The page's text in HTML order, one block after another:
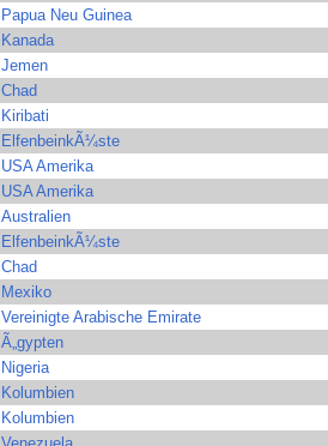
Papua Neu Guinea
Kanada
Jemen
Chad
Kiribati
ElfenbeinkÃ¼ste
USA Amerika
USA Amerika
Australien
ElfenbeinkÃ¼ste
Chad
Mexiko
Vereinigte Arabische Emirate
Ã„gypten
Nigeria
Kolumbien
Kolumbien